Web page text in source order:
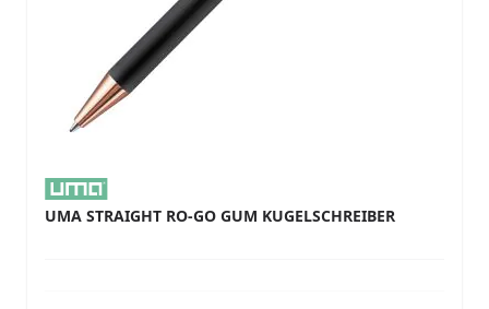
UMA STRAIGHT RO-GO GUM KUGELSCHREIBER